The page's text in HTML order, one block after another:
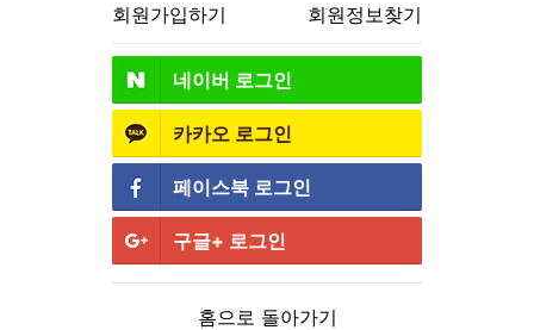
회원가입하기 회원정보찾기
네이버 로그인
카카오 로그인
페이스북 로그인
구글+ 로그인
홈으로 돌아가기